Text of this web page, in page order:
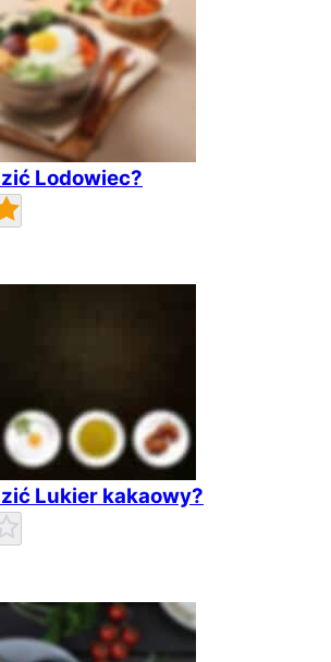
Lodowiec?
Lukier kakaowy?